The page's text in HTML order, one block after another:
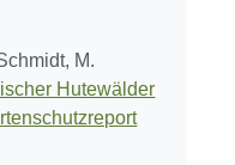
M.
Hutewälder